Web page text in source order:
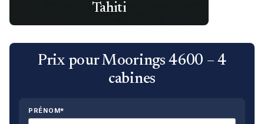
Tahiti
Prix pour Moorings 4600 – 4
cabines
PRÉNOM*